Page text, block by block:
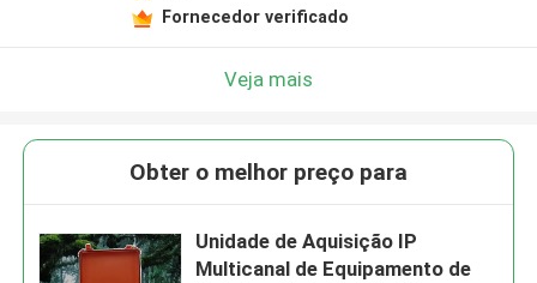
Fornecedor verificado
Veja mais
Obter o melhor preço para
Unidade de Aquisição IP
Multicanal de Equipamento de